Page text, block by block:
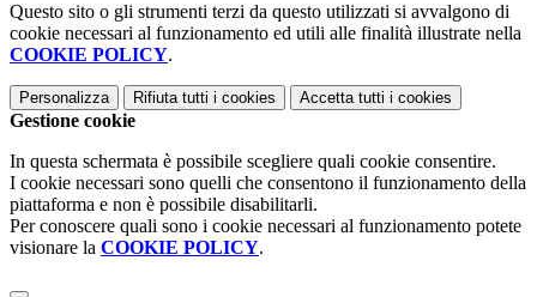
Questo sito o gli strumenti terzi da questo utilizzati si avvalgono di
cookie necessari al funzionamento ed utili alle finalità illustrate nella
COOKIE POLICY.
Personalizza Rifiuta tutti i cookies Accetta tutti i cookies
Gestione cookie
In questa schermata è possibile scegliere quali cookie consentire.
I cookie necessari sono quelli che consentono il funzionamento della
piattaforma e non è possibile disabilitarli.
Per conoscere quali sono i cookie necessari al funzionamento potete
visionare la COOKIE POLICY.